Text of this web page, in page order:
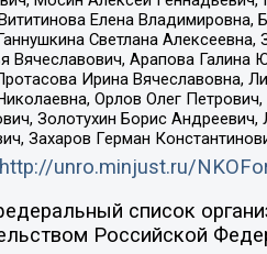
Елена Владимировна,
Светлана
Вячеславович, Арапова Галина
Ирина Вячеславовна,
Орлов Олег
Золотухин Борис
Захаров Герман
http://unro.minjust.ru/
список
Российской